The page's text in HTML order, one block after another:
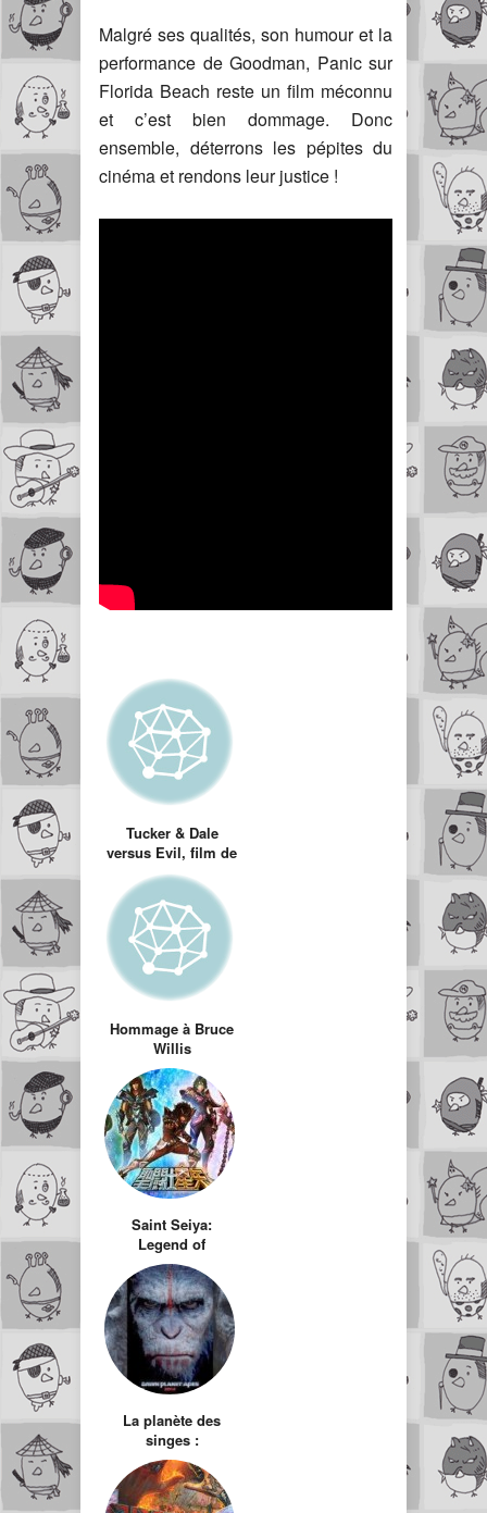
Malgré ses qualités, son humour et la
performance de Goodman, Panic sur
Florida Beach reste un film méconnu
et c’est bien dommage. Donc
ensemble, déterrons les pépites du
cinéma et rendons leur justice !
Tucker & Dale
versus Evil, film de
série Z inversé
Hommage à Bruce
Willis
Saint Seiya:
Legend of
Sanctuary – 1er
visuels du film en
CGI… j’ai peur !
La planète des
singes :
l’affrontement